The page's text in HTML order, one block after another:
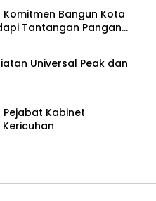
Bangun Kota
Tantangan Pangan
Universal Peak dan
Kabinet